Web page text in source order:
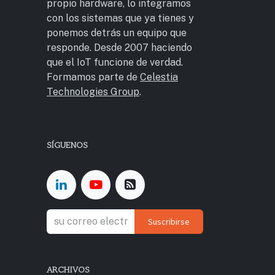
propio hardware, lo integramos
con los sistemas que ya tienes y
ponemos detrás un equipo que
responde. Desde 2007 haciendo
que el IoT funcione de verdad.
Formamos parte de Celestia
Technologies Group.
SÍGUENOS
Suscribirse
ARCHIVOS